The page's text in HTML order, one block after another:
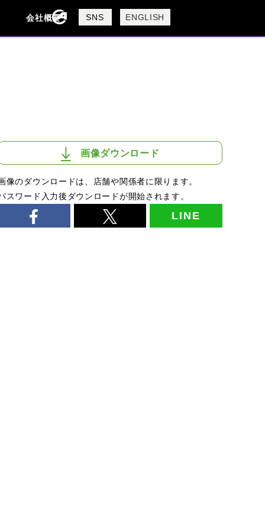
会社概要
会社概要
採用情報
SNS ENGLISH
画像ダウンロード
像のダウンロードは、店舗や関係者に限ります。
スワード入力後ダウンロードが開始されます。
LINE